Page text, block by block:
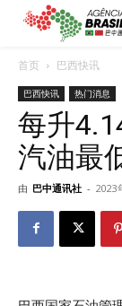
首页 巴西快讯
巴西快讯 热门消息
每升
汽油最
由 巴中通讯社 - 2023